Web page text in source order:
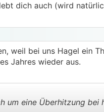
dich auch (wird
weil bei uns Hagel ein
Jahres wieder aus.
um eine Überhitzung bei